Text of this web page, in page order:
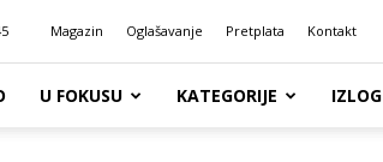
Magazin Oglašavanje Pretplata Kontakt
U FOKUSU KATEGORIJE IZLOG